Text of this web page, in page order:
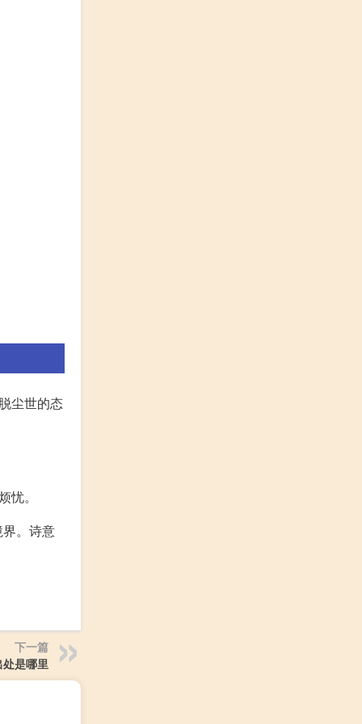
尘世的态
。
。诗意
下一篇
处是哪里